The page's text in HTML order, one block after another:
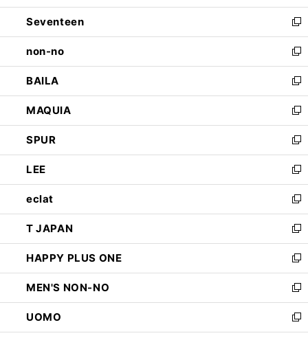
開
く
ウ
で
開
く
ン
ド
ウ
で
開
く
Seventeen
新
し
い
ウ
ィ
ン
ド
ウ
で
開
く
non-no
新
し
い
ウ
ィ
ン
ド
ウ
で
開
く
BAILA
新
し
い
ウ
ィ
ン
ド
ウ
で
開
く
MAQUIA
新
し
い
ウ
ィ
ン
ド
ウ
で
開
く
SPUR
新
し
い
ウ
ィ
ン
ド
ウ
で
開
く
LEE
新
し
い
ウ
ィ
ン
ド
ウ
で
開
く
eclat
新
し
い
ウ
ィ
ン
ド
ウ
で
開
T JAPAN
新
し
い
ウ
ィ
ン
ド
ウ
HAPPY PLUS ONE
新
し
い
ウ
ィ
ン
MEN'S NON-NO
新
し
い
ウ
UOMO
新
し